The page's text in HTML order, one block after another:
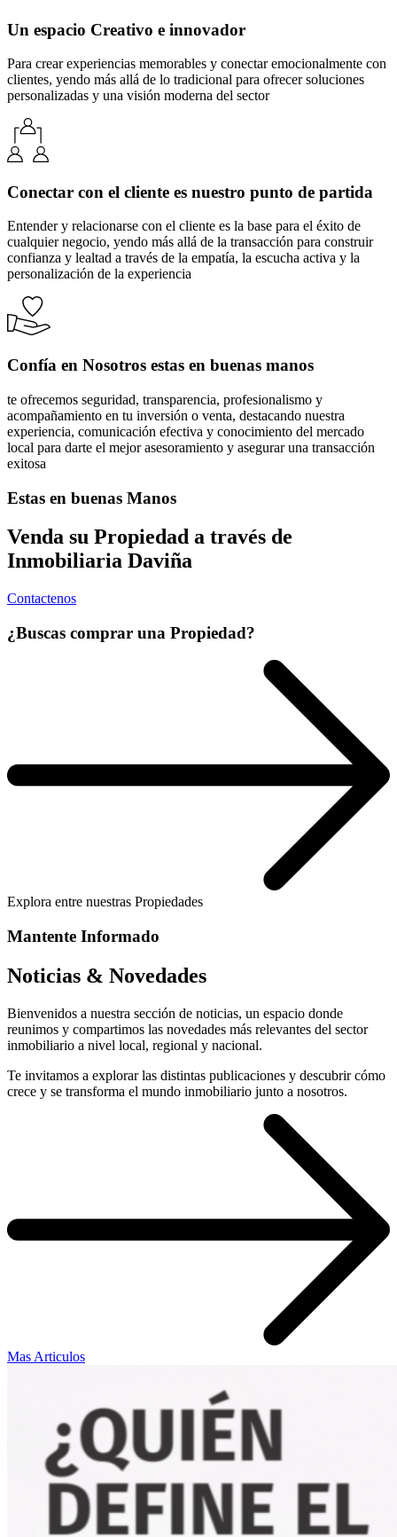
Un espacio Creativo e innovador
Para crear experiencias memorables y conectar emocionalmente con
clientes, yendo más allá de lo tradicional para ofrecer soluciones
personalizadas y una visión moderna del sector
Conectar con el cliente es nuestro punto de partida
Entender y relacionarse con el cliente es la base para el éxito de
cualquier negocio, yendo más allá de la transacción para construir
confianza y lealtad a través de la empatía, la escucha activa y la
personalización de la experiencia
Confía en Nosotros estas en buenas manos
te ofrecemos seguridad, transparencia, profesionalismo y
acompañamiento en tu inversión o venta, destacando nuestra
experiencia, comunicación efectiva y conocimiento del mercado
local para darte el mejor asesoramiento y asegurar una transacción
exitosa
Estas en buenas Manos
Venda su Propiedad a través de
Inmobiliaria Daviña
Contactenos
¿Buscas comprar una Propiedad?
Explora entre nuestras Propiedades
Mantente Informado
Noticias & Novedades
Bienvenidos a nuestra sección de noticias, un espacio donde
reunimos y compartimos las novedades más relevantes del sector
inmobiliario a nivel local, regional y nacional.
Te invitamos a explorar las distintas publicaciones y descubrir cómo
crece y se transforma el mundo inmobiliario junto a nosotros.
Mas Articulos